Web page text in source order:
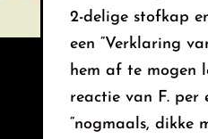
2-delige stofkap
een “Verklaring
hem af te mogen
reactie van F. per
“nogmaals, dikke